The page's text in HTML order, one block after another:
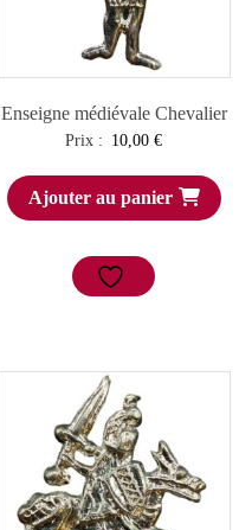
Enseigne médiévale Chevalier
Prix : 10,00€
Ajouter au panier